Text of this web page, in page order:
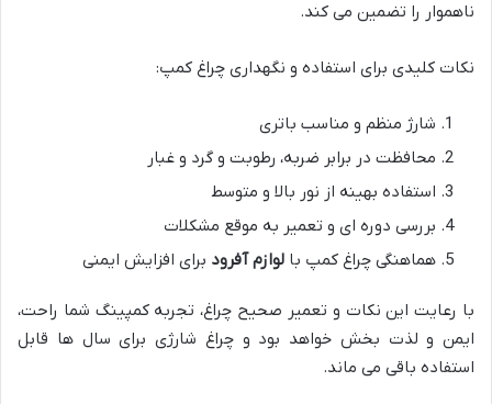
ناهموار را تضمین می کند.
نکات کلیدی برای استفاده و نگهداری چراغ کمپ:
شارژ منظم و مناسب باتری
محافظت در برابر ضربه، رطوبت و گرد و غبار
استفاده بهینه از نور بالا و متوسط
بررسی دوره ای و تعمیر به موقع مشکلات
هماهنگی چراغ کمپ با لوازم آفرود برای افزایش ایمنی
با رعایت این نکات و تعمیر صحیح چراغ، تجربه کمپینگ شما راحت،
ایمن و لذت بخش خواهد بود و چراغ شارژی برای سال ها قابل
استفاده باقی می ماند.